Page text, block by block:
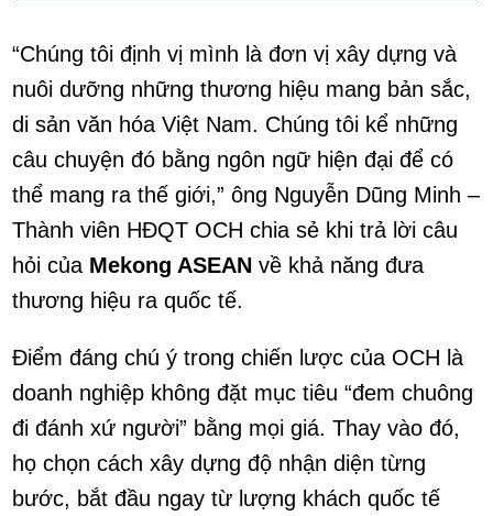
“Chúng tôi định vị mình là đơn vị xây dựng và
nuôi dưỡng những thương hiệu mang bản sắc,
di sản văn hóa Việt Nam. Chúng tôi kể những
câu chuyện đó bằng ngôn ngữ hiện đại để có
thể mang ra thế giới,” ông Nguyễn Dũng Minh –
Thành viên HĐQT OCH chia sẻ khi trả lời câu
hỏi của Mekong ASEAN về khả năng đưa
thương hiệu ra quốc tế.
Điểm đáng chú ý trong chiến lược của OCH là
doanh nghiệp không đặt mục tiêu “đem chuông
đi đánh xứ người” bằng mọi giá. Thay vào đó,
họ chọn cách xây dựng độ nhận diện từng
bước, bắt đầu ngay từ lượng khách quốc tế